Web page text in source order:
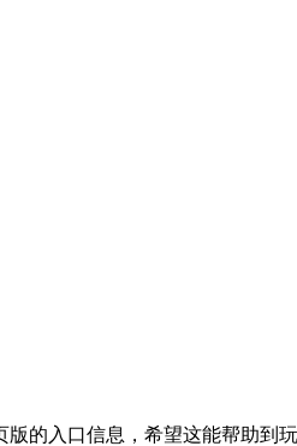
的入口信息，希望这能帮助到玩